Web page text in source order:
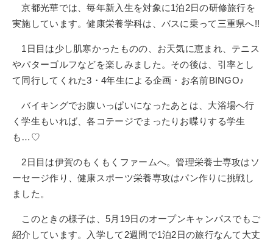
京都光華では、毎年新入生を対象に1泊2日の研修旅行を
実施しています。健康栄養学科は、バスに乗って三重県へ!!
1日目は少し肌寒かったものの、お天気に恵まれ、テニス
やパターゴルフなどを楽しみました。その後は、引率とし
て同行してくれた3・4年生による企画・お名前BINGO♪
バイキングでお腹いっぱいになったあとは、大浴場へ行
く学生もいれば、各コテージでまったりお喋りする学生
も…♡
2日目は伊賀のもくもくファームへ。管理栄養士専攻はソ
ーセージ作り、健康スポーツ栄養専攻はパン作りに挑戦し
ました。
このときの様子は、5月19日のオープンキャンパスでもご
紹介しています。入学して2週間で1泊2日の旅行なんて大丈